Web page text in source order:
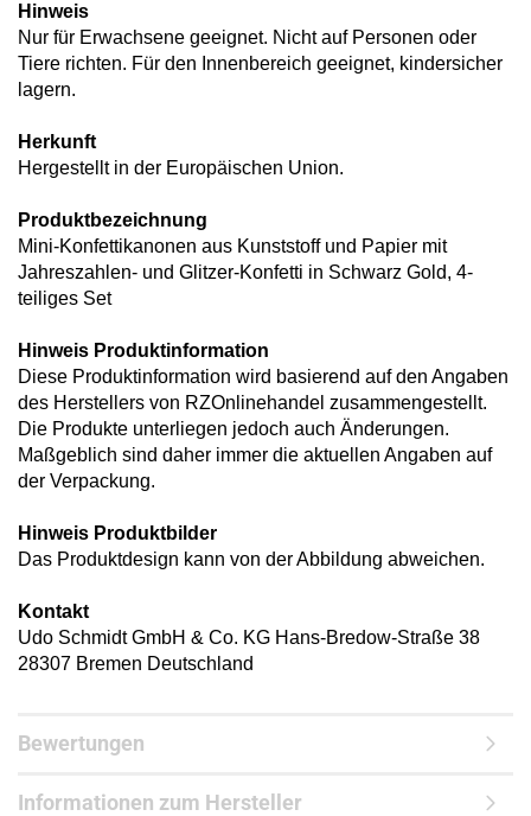
Hinweis
Nur für Erwachsene geeignet. Nicht auf Personen oder
Tiere richten. Für den Innenbereich geeignet, kindersicher
lagern.
Herkunft
Hergestellt in der Europäischen Union.
Produktbezeichnung
Mini-Konfettikanonen aus Kunststoff und Papier mit
Jahreszahlen- und Glitzer-Konfetti in Schwarz Gold, 4-
teiliges Set
Hinweis Produktinformation
Diese Produktinformation wird basierend auf den Angaben
des Herstellers von RZOnlinehandel zusammengestellt.
Die Produkte unterliegen jedoch auch Änderungen.
Maßgeblich sind daher immer die aktuellen Angaben auf
der Verpackung.
Hinweis Produktbilder
Das Produktdesign kann von der Abbildung abweichen.
Kontakt
Udo Schmidt GmbH & Co. KG Hans-Bredow-Straße 38
28307 Bremen Deutschland
Bewertungen
Informationen zum Hersteller